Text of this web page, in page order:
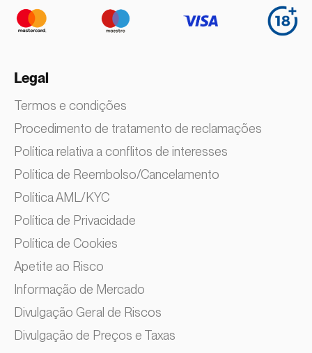
Legal
Termos e condições
Procedimento de tratamento de reclamações
Política relativa a conflitos de interesses
Política de Reembolso/Cancelamento
Política AML/KYC
Política de Privacidade
Política de Cookies
Apetite ao Risco
Informação de Mercado
Divulgação Geral de Riscos
Divulgação de Preços e Taxas